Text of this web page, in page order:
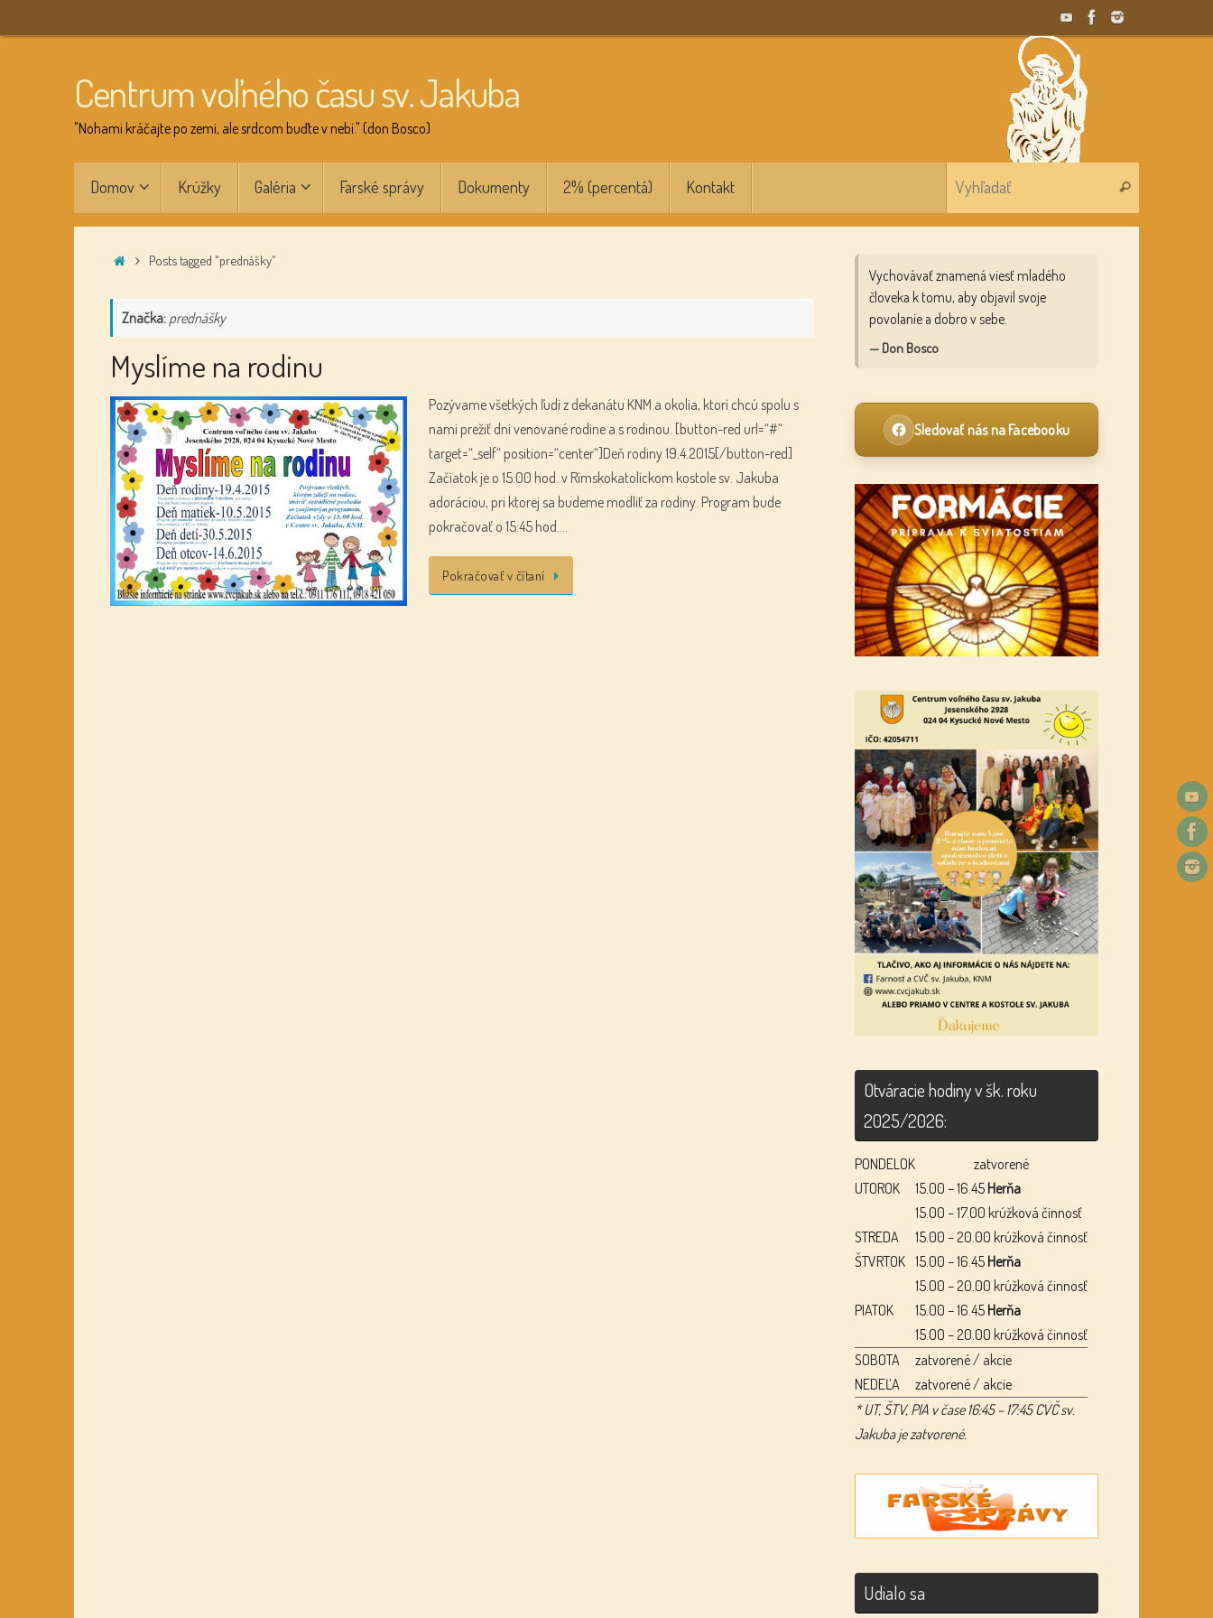
to
Centrum voľného času sv. Jakuba
"Nohami kráčajte po zemi, ale srdcom buďte v nebi." (don Bosco)
Domov Krúžky Galéria Farské správy Dokumenty 2% (percentá) Kontakt Vyhľadať
HomePosts tagged "prednášky"
Značka: prednášky
Myslíme na rodinu
Pozývame všetkých ľudí z dekanátu KNM a okolia, ktorí chcú spolu s
nami prežiť dni venované rodine a s rodinou. [button-red url=“#“
target=“_self“ position=“center“]Deň rodiny 19.4.2015[/button-red]
Začiatok je o 15:00 hod. v Rímskokatolíckom kostole sv. Jakuba
adoráciou, pri ktorej sa budeme modliť za rodiny. Program bude
pokračovať o 15:45 hod….
Pokračovať v čítaní
Vychovávať znamená viesť mladého
človeka k tomu, aby objavil svoje
povolanie a dobro v sebe.
— Don Bosco
Sledovať nás na Facebooku
Otváracie hodiny v šk. roku
2025/2026:
PONDELOK
zatvorené
UTOROK
15.00 – 16.45Herňa
15.00 – 17.00 krúžková činnosť
STREDA
15.00 – 20.00 krúžková činnosť
ŠTVRTOK 15.00 – 16.45Herňa
15.00 – 20.00 krúžková činnosť
PIATOK
15.00 – 16.45Herňa
15.00 – 20.00 krúžková činnosť
SOBOTA
zatvorené / akcie
NEDEĽA
zatvorené / akcie
* UT, ŠTV, PIA v čase 16:45 – 17:45 CVČ sv.
Jakuba je zatvorené.
Udialo sa